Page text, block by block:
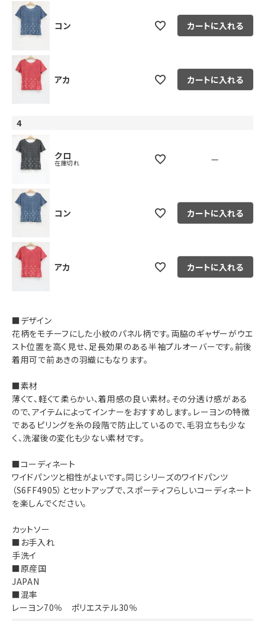
コン カートに入れる
アカ カートに入れる
4
クロ
在庫切れ —
コン カートに入れる
アカ カートに入れる
■デザイン
花柄をモチーフにした小紋のパネル柄です。両脇のギャザーがウエ
スト位置を高く見せ、足長効果のある半袖プルオーバーです。前後
着用可で前あきの羽織にもなります。
■素材
薄くて、軽くて柔らかい、着用感の良い素材。その分透け感がある
ので、アイテムによってインナーをおすすめします。レーヨンの特徴
であるピリングを糸の段階で防止しているので、毛羽立ちも少な
く、洗濯後の変化も少ない素材です。
■コーディネート
ワイドパンツと相性がよいです。同じシリーズのワイドパンツ
（S6FF4905） とセットアップで、スポーティフらしいコーディネート
を楽しんでください。
カットソー
■お手入れ
手洗イ
■原産国
JAPAN
■混率
レーヨン70％ ポリエステル30％